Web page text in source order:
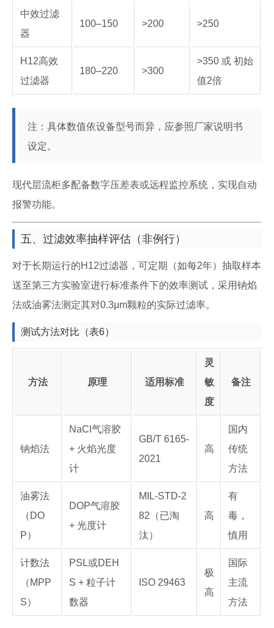
中效过滤
器
100–150 >200 >250
H12高效
过滤器
180–220 >300
>350 或 初始
值2倍
注：具体数值依设备型号而异，应参照厂家说明书
设定。
现代层流柜多配备数字压差表或远程监控系统，实现自动
报警功能。
五、过滤效率抽样评估（非例行）
对于长期运行的H12过滤器，可定期（如每2年）抽取样本
送至第三方实验室进行标准条件下的效率测试，采用钠焰
法或油雾法测定其对0.3μm颗粒的实际过滤率。
测试方法对比（表6）
方法 原理 适用标准
灵
敏
度
备注
钠焰法
NaCl气溶胶
+ 火焰光度
计
GB/T 6165-
2021
高
国内
传统
方法
油雾法
（DO
P）
DOP气溶胶
+ 光度计
MIL-STD-2
82（已淘
汰）
高
有
毒，
慎用
计数法
（MPP
S）
PSL或DEH
S + 粒子计
数器
ISO 29463
极
高
国际
主流
方法